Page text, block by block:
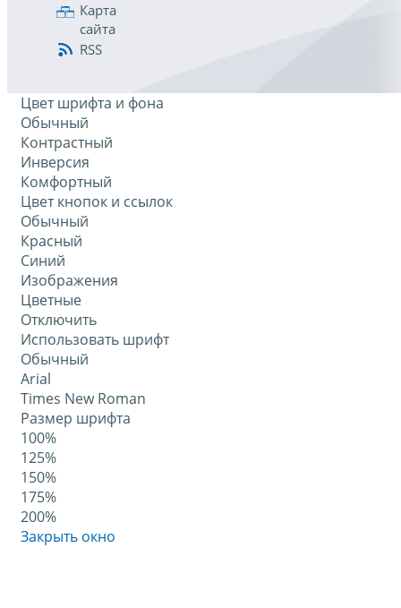
Карта
сайта
RSS
Цвет шрифта и фона
Обычный
Контрастный
Инверсия
Комфортный
Цвет кнопок и ссылок
Обычный
Красный
Синий
Изображения
Цветные
Отключить
Использовать шрифт
Обычный
Arial
Times New Roman
Размер шрифта
100%
125%
150%
175%
200%
Закрыть окно